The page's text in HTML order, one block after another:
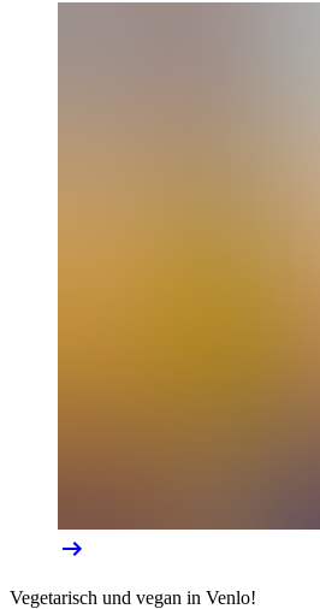
Vegetarisch und vegan in Venlo!